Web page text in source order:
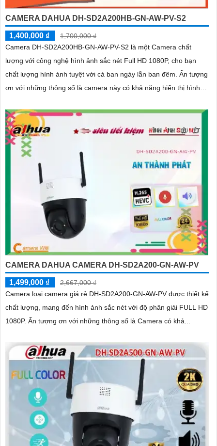
CAMERA DAHUA DH-SD2A200HB-GN-AW-PV-S2
1,400,000 ₫
1,700,000 ₫
Camera DH-SD2A200HB-GN-AW-PV-S2 là một Camera chất
lượng với công nghệ hình ảnh sắc nét Full HD 1080P, cho bạn
chất lượng hình ảnh tuyệt vời cả ban ngày lẫn ban đêm. Ấn tượng
ơn với những thông số là camera này có khả năng hiển thị hình
CAMERA DAHUA CAMERA DH-SD2A200-GN-AW-PV
1,499,000 ₫
2,667,000 ₫
Camera loại camera giá rẻ DH-SD2A200-GN-AW-PV được thiết kế
chất lượng, mang đến hình ảnh sắc nét với độ phân giải FULL HD
1080P. Ấn tượng ơn với những thông số là Camera có khả...